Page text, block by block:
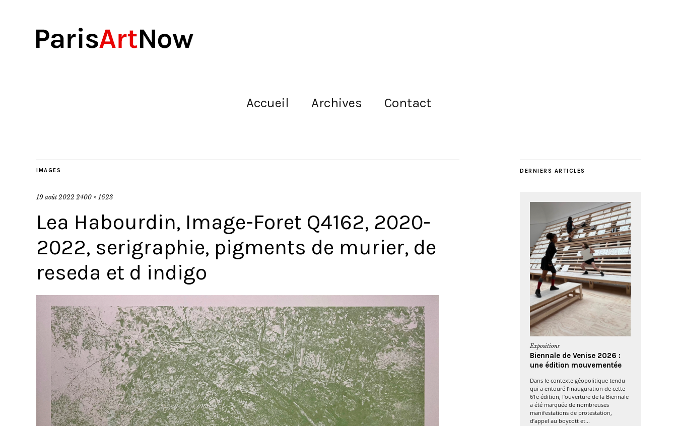
Accueil Archives Contact
IMAGES
19 août 2022 2400 × 1623
Lea Habourdin, Image-Foret Q4162, 2020-
2022, serigraphie, pigments de murier, de
reseda et d indigo
DERNIERS ARTICLES
Expositions
Biennale de Venise 2026 :
une édition mouvementée
Dans le contexte géopolitique tendu
qui a entouré l’inauguration de cette
61e édition, l’ouverture de la Biennale
a été marquée de nombreuses
manifestations de protestation,
d’appel au boycott et...